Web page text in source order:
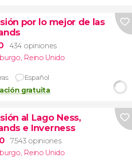
por lo mejor de las
434 opiniones
, Reino Unido
Español
gratuita
al Lago Ness,
e Inverness
7.543 opiniones
, Reino Unido